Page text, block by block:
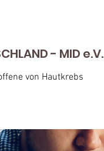
- MID e.V.
von Hautkrebs